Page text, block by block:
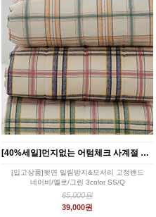
[40%세일]먼지없는 어텀체크 사계절 침대패드 2color
[입고상품]뒷면 밀림방지&모서리 고정밴드
네이비/옐로/그린 3color SS/Q
65,000원
39,000원